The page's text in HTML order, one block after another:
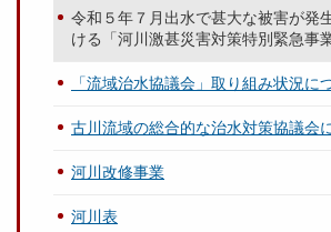
令和５年７月出水で甚大な被害が発
ける「河川激甚災害対策特別緊急事
「流域治水協議会」取り組み状況に
古川流域の総合的な治水対策協議会
河川改修事業
河川表